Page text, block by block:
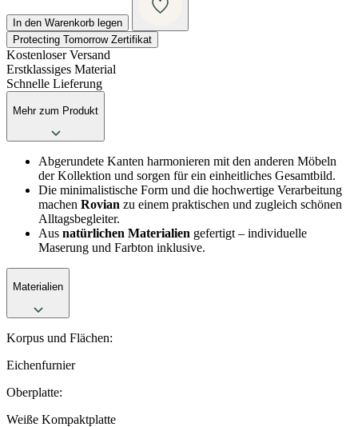
In den Warenkorb legen
Protecting Tomorrow Zertifikat
Kostenloser Versand
Erstklassiges Material
Schnelle Lieferung
Mehr zum Produkt
Abgerundete Kanten harmonieren mit den anderen Möbeln
der Kollektion und sorgen für ein einheitliches Gesamtbild.
Die minimalistische Form und die hochwertige Verarbeitung
machen Rovian zu einem praktischen und zugleich schönen
Alltagsbegleiter.
Aus natürlichen Materialien gefertigt – individuelle
Maserung und Farbton inklusive.
Materialien
Korpus und Flächen:
Eichenfurnier
Oberplatte:
Weiße Kompaktplatte